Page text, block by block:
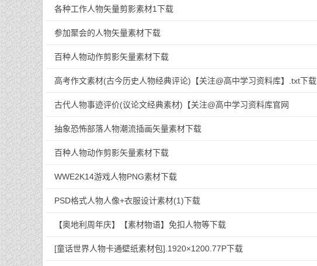
各种工作人物矢量剪影素材1下载
参加聚会的人物矢量素材下载
百种人物动作剪影矢量素材下载
高考作文素材(古今历史人物经典评论)【关注@高中学习资料库】.txt下载
古代人物事迹评价(议论文经典素材)【关注@高中学习资料库官网
***gzxxzlk***】.doc下载
抽象恐怖部落人物潮流插画矢量素材下载
百种人物动作剪影矢量素材下载
WWE2K14游戏人物PNG素材下载
PSD格式人物人像+衣服设计素材(1)下载
【奥地利周年庆】【素材物语】免扣人物等下载
[童话世界人物卡通壁纸素材包].1920×1200.77P下载